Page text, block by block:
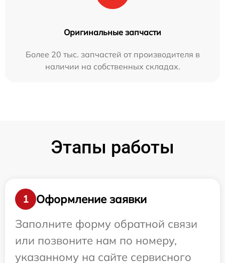
Оригинальные запчасти
Более 20 тыс. запчастей от производителя в
наличии на собственных складах.
Этапы работы
1
Оформление заявки
Заполните форму обратной связи
или позвоните нам по номеру,
указанному на сайте сервисного